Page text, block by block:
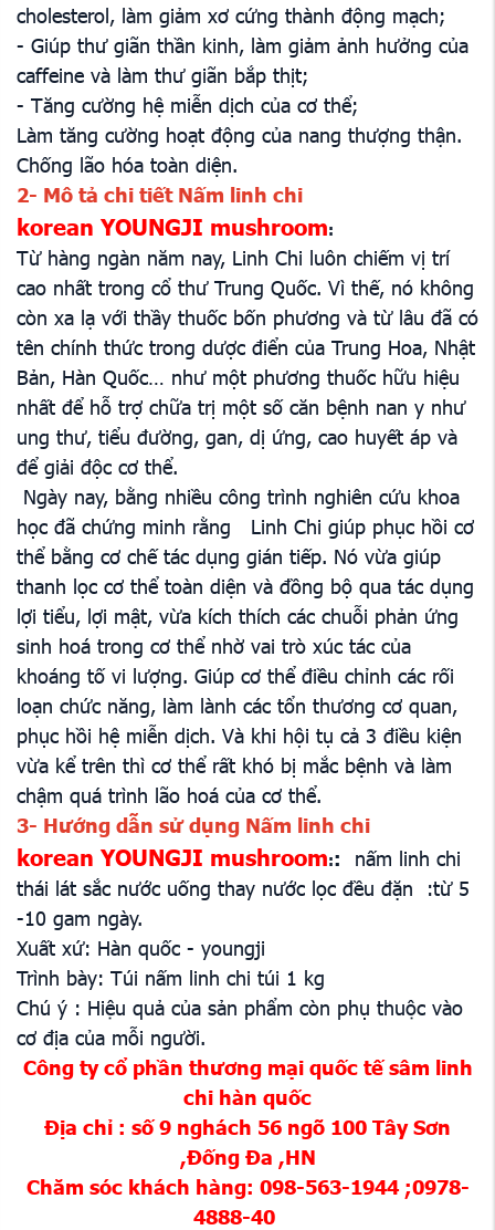
cholesterol, làm giảm xơ cứng thành động mạch;
- Giúp thư giãn thần kinh, làm giảm ảnh hưởng của
caffeine và làm thư giãn bắp thịt;
- Tăng cường hệ miễn dịch của cơ thể;
Làm tăng cường hoạt động của nang thượng thận.
Chống lão hóa toàn diện.
2- Mô tả chi tiết Nấm linh chi
korean YOUNGJI mushroom:
Từ hàng ngàn năm nay, Linh Chi luôn chiếm vị trí
cao nhất trong cổ thư Trung Quốc. Vì thế, nó không
còn xa lạ với thầy thuốc bốn phương và từ lâu đã có
tên chính thức trong dược điển của Trung Hoa, Nhật
Bản, Hàn Quốc… như một phương thuốc hữu hiệu
nhất để hỗ trợ chữa trị một số căn bệnh nan y như
ung thư, tiểu đường, gan, dị ứng, cao huyết áp và
để giải độc cơ thể.
Ngày nay, bằng nhiều công trình nghiên cứu khoa
học đã chứng minh rằng Linh Chi giúp phục hồi cơ
thể bằng cơ chế tác dụng gián tiếp. Nó vừa giúp
thanh lọc cơ thể toàn diện và đồng bộ qua tác dụng
lợi tiểu, lợi mật, vừa kích thích các chuỗi phản ứng
sinh hoá trong cơ thể nhờ vai trò xúc tác của
khoáng tố vi lượng. Giúp cơ thể điều chỉnh các rối
loạn chức năng, làm lành các tổn thương cơ quan,
phục hồi hệ miễn dịch. Và khi hội tụ cả 3 điều kiện
vừa kể trên thì cơ thể rất khó bị mắc bệnh và làm
chậm quá trình lão hoá của cơ thể.
3- Hướng dẫn sử dụng Nấm linh chi
korean YOUNGJI mushroom:: nấm linh chi
thái lát sắc nước uống thay nước lọc đều đặn :từ 5
-10 gam ngày.
Xuất xứ: Hàn quốc - youngji
Trình bày: Túi nấm linh chi túi 1 kg
Chú ý : Hiệu quả của sản phẩm còn phụ thuộc vào
cơ địa của mỗi người.
Công ty cổ phần thương mại quốc tế sâm linh
chi hàn quốc
Địa chỉ : số 9 nghách 56 ngõ 100 Tây Sơn
,Đống Đa ,HN
Chăm sóc khách hàng: 098-563-1944 ;0978-
4888-40